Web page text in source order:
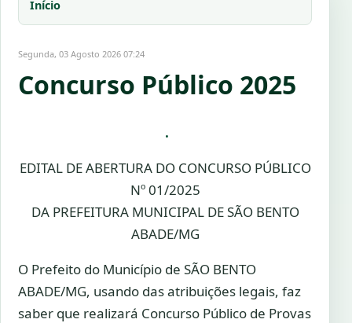
Início
Segunda, 03 Agosto 2026 07:24
Concurso Público 2025
.
EDITAL DE ABERTURA DO CONCURSO PÚBLICO
Nº 01/2025
DA PREFEITURA MUNICIPAL DE SÃO BENTO
ABADE/MG
O Prefeito do Município de SÃO BENTO
ABADE/MG, usando das atribuições legais, faz
saber que realizará Concurso Público de Provas